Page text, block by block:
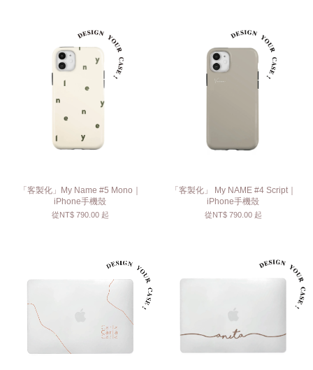
「客製化」My Name #5 Mono｜
iPhone手機殼
從NT$ 790.00 起
「客製化」 My NAME #4 Script｜
iPhone手機殼
從NT$ 790.00 起